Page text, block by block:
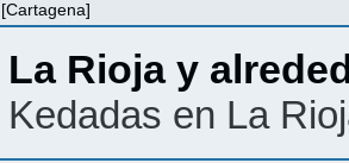
[Cartagena]
La Rioja y
Kedadas en La